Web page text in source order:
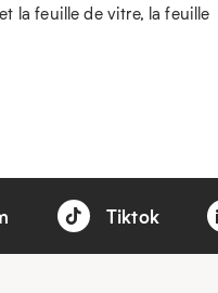
la feuille de vitre, la feuille
Tiktok